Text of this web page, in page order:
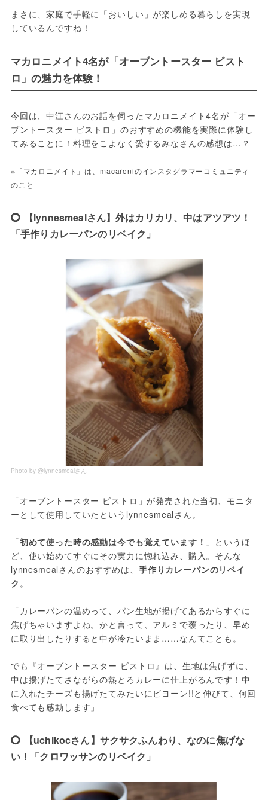
まさに、家庭で手軽に「おいしい」が楽しめる暮らしを実現
しているんですね！
マカロニメイト4名が「オーブントースター ビスト
ロ」の魅力を体験！
今回は、中江さんのお話を伺ったマカロニメイト4名が「オー
ブントースター ビストロ」のおすすめの機能を実際に体験し
てみることに！料理をこよなく愛するみなさんの感想は…？
※「マカロニメイト」は、macaroniのインスタグラマーコミュニティ
のこと
【lynnesmealさん】外はカリカリ、中はアツアツ！
「⼿作りカレーパンのリベイク」
Photo by @lynnesmealさん
「オーブントースター ビストロ」が発売された当初、モニタ
ーとして使用していたというlynnesmealさん。
「初めて使った時の感動は今でも覚えています！ 」というほ
ど、使い始めてすぐにその実力に惚れ込み、購入。そんな
lynnesmealさんのおすすめは、 手作りカレーパンのリベイ
ク 。
「カレーパンの温めって、パン生地が揚げてあるからすぐに
焦げちゃいますよね。かと言って、アルミで覆ったり、早め
に取り出したりすると中が冷たいまま……なんてことも。
でも『オーブントースター ビストロ』は、生地は焦げずに、
中は揚げたてさながらの熱とろカレーに仕上がるんです！中
に入れたチーズも揚げたてみたいにビヨーン!!と伸びて、何回
食べても感動します」
【uchikocさん】サクサクふんわり、なのに焦げな
い！「クロワッサンのリベイク」